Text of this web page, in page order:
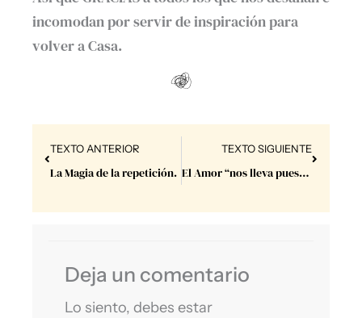
incomodan por servir de inspiración para
volver a Casa.
Prev
TEXTO ANTERIOR
La Magia de la repetición.
TEXTO SIGUIENTE
El Amor “nos lleva puestos”. Bien puestos.
Next
Deja un comentario
Lo siento, debes estar